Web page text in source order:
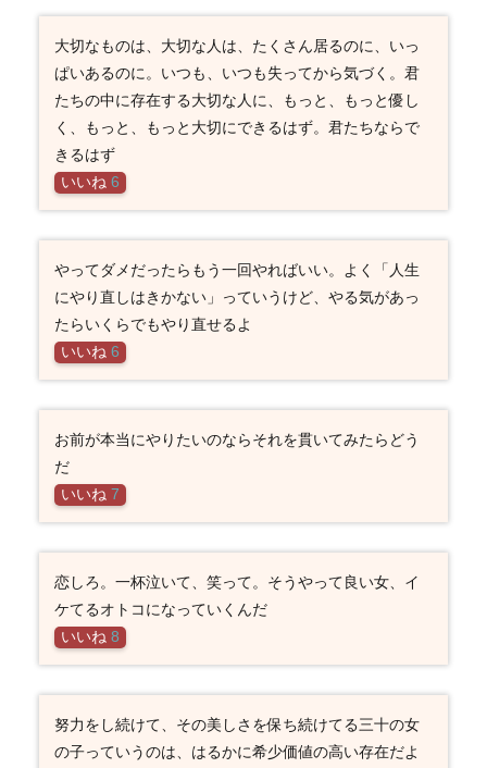
大切なものは、大切な人は、たくさん居るのに、いっ
ぱいあるのに。いつも、いつも失ってから気づく。君
たちの中に存在する大切な人に、もっと、もっと優し
く、もっと、もっと大切にできるはず。君たちならで
きるはず
いいね 6
やってダメだったらもう一回やればいい。よく「人生
にやり直しはきかない」っていうけど、やる気があっ
たらいくらでもやり直せるよ
いいね 6
お前が本当にやりたいのならそれを貫いてみたらどう
だ
いいね 7
恋しろ。一杯泣いて、笑って。そうやって良い女、イ
ケてるオトコになっていくんだ
いいね 8
努力をし続けて、その美しさを保ち続けてる三十の女
の子っていうのは、はるかに希少価値の高い存在だよ